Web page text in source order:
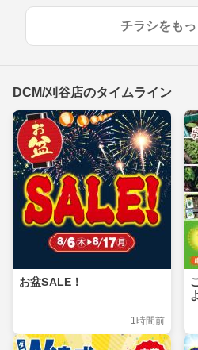
チラシをも
DCM/刈谷店のタイムライン
お盆SALE！
1時間前